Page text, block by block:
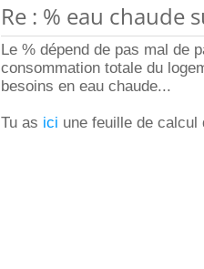
Re : % eau chaude
Le % dépend de pas mal de
consommation totale du
besoins en eau chaude...
Tu as ici une feuille de